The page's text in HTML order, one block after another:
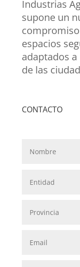
Industrias
supone un
espacios
adaptados
de las
CONTACTO